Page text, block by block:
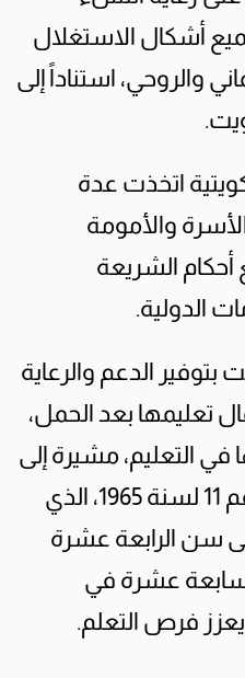
أشكال الاستغلال
والروحي، استناداً إلى
اتخذت عدة
والأمومة
أحكام الشريعة
الدولية.
بتوفير الدعم والرعاية
تعليمها بعد الحمل،
في التعليم، مشيرة إلى
قانون التعليم الإلزامي رقم 11 لسنة 1965، الذي
سن الرابعة عشرة
عشرة في
فرص التعلم.